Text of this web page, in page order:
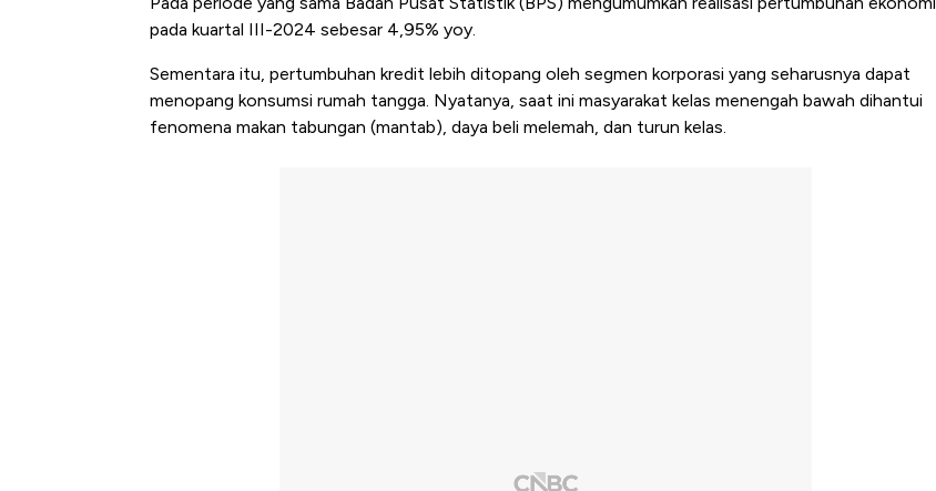
pada kuartal III-2024 sebesar 4,95% yoy.
Sementara itu, pertumbuhan kredit lebih ditopang oleh segmen korporasi yang seharusnya dapat
menopang konsumsi rumah tangga. Nyatanya, saat ini masyarakat kelas menengah bawah dihantui
fenomena makan tabungan (mantab), daya beli melemah, dan turun kelas.